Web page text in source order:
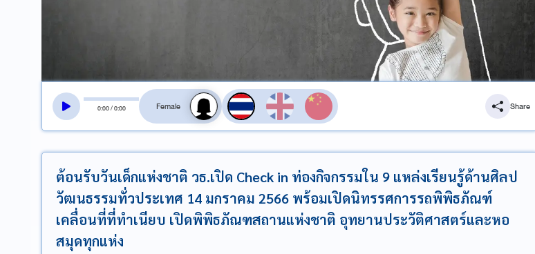
0:00/0:00
สลับเสียงอ่าน
Share
ต้อนรับวันเด็กแห่งชาติ วธ.เปิด Check in ท่องกิจกรรมใน 9 แหล่งเรียนรู้ด้านศิลป
วัฒนธรรมทั่วประเทศ 14 มกราคม 2566 พร้อมเปิดนิทรรศการรถพิพิธภัณฑ์
เคลื่อนที่ที่ทำเนียบ เปิดพิพิธภัณฑสถานแห่งชาติ อุทยานประวัติศาสตร์และหอ
สมุดทุกแห่ง